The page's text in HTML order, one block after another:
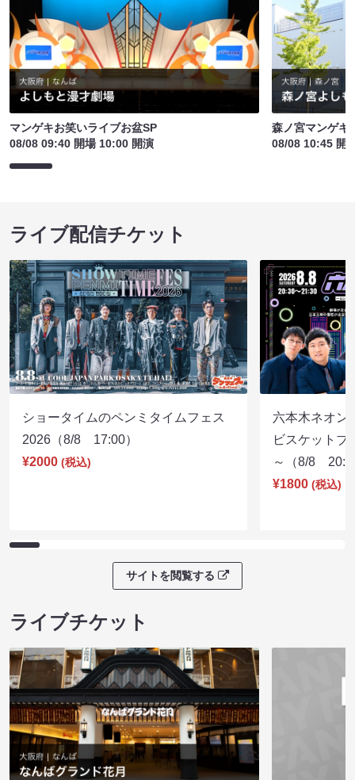
マンゲキお笑いライブお盆SP
08/08 09:40 開場 10:00 開演
森ノ宮マンゲキ
08/08 10:45 開
ライブ配信チケット
ショータイムのペンミタイムフェス
2026（8/8 17:00）
¥2000 (税込)
六本木ネオン
ビスケットブ
～（8/8
¥1800 (税込)
サイトを閲覧する
ライブチケット